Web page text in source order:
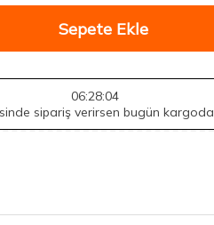
Sepete Ekle
06:28:03
sipariş verirsen bugün kargoda